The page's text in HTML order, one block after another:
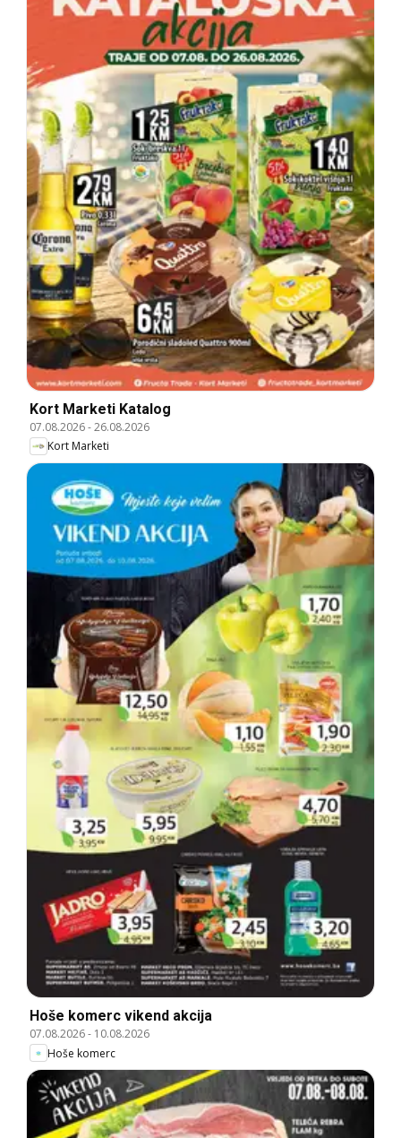
Kort Marketi Katalog
07.08.2026-26.08.2026
Kort Marketi
Hoše komerc vikend akcija
07.08.2026- 10.08.2026
Hoše komerc